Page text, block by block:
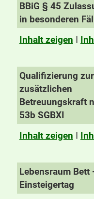
BBiG § 45
in besonderen
Inhalt zeigen I
Qualifizierung zur
zusätzlichen
Betreuungskraft
53b SGBXI
Inhalt zeigen I
Lebensraum Bett
Einsteigertag